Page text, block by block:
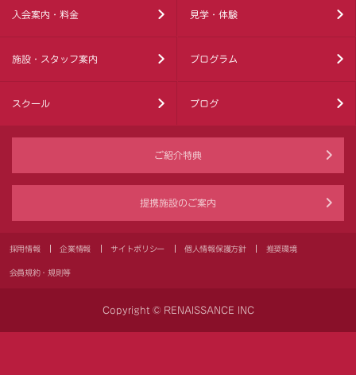
入会案内・料金 見学・体験
施設・スタッフ案内 プログラム
スクール ブログ
ご紹介特典
提携施設のご案内
採用情報 企業情報 サイトポリシー 個人情報保護方針 推奨環境
会員規約・規則等
Copyright © RENAISSANCE INC